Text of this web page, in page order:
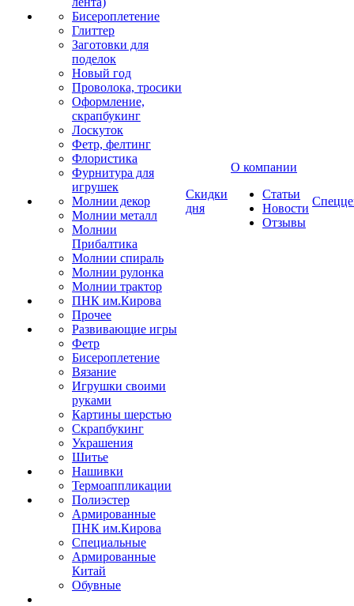
Бисероплетение
Глиттер
Заготовки для
поделок
Новый год
Проволока, тросики
Оформление,
скрапбукинг
Лоскуток
Фетр, фелтинг
Флористика
Фурнитура для
игрушек
Молнии декор
Молнии металл
Молнии
Прибалтика
Молнии спираль
Молнии рулонка
Молнии трактор
ПНК им.Кирова
Прочее
Развивающие игры
Фетр
Бисероплетение
Вязание
Игрушки своими
руками
Картины шерстью
Скрапбукинг
Украшения
Шитье
Нашивки
Термоаппликации
Полиэстер
Армированные
ПНК им.Кирова
Специальные
Армированные
Китай
Обувные
Скидки
дня
О компании
Статьи
Новости
Отзывы